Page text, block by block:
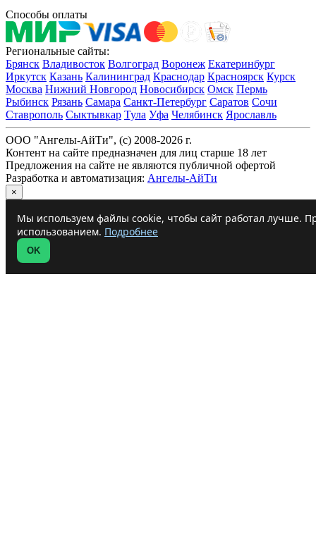
Способы оплаты
Региональные сайты:
Брянск Владивосток Волгоград Воронеж Екатеринбург
Иркутск Казань Калининград Краснодар Красноярск Курск
Москва Нижний Новгород Новосибирск Омск Пермь
Рыбинск Рязань Самара Санкт-Петербург Саратов Сочи
Ставрополь Сыктывкар Тула Уфа Челябинск Ярославль
ООО "Ангелы-АйТи", (c) 2008-2026 г.
Контент на сайте предназначен для лиц старше 18 лет
Предложения на сайте не являются публичной офертой
Разработка и автоматизация: Ангелы-АйТи
×
Мы используем файлы cookie, чтобы сайт работал лучше.
использованием. Подробнее
OK